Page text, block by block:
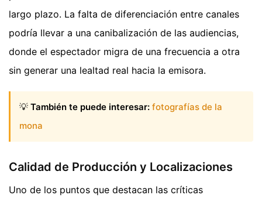
largo plazo. La falta de diferenciación entre canales
podría llevar a una canibalización de las audiencias,
donde el espectador migra de una frecuencia a otra
sin generar una lealtad real hacia la emisora.
💡 También te puede interesar: fotografías de la
mona
Calidad de Producción y Localizaciones
Uno de los puntos que destacan las críticas